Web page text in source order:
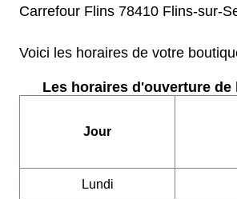
Carrefour Flins 78410 Flins-sur-
Voici les horaires de votre
Les horaires d'ouverture de
Jour
Lundi